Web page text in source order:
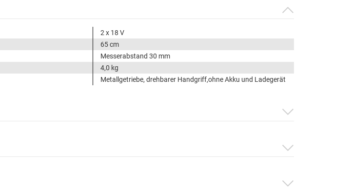
2 x 18 V
65 cm
Messerabstand 30 mm
4,0 kg
Metallgetriebe, drehbarer Handgriff,ohne Akku und Ladegerät